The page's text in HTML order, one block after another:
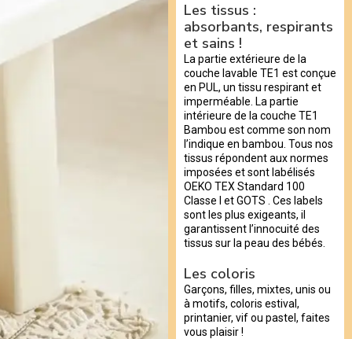
Les tissus :
absorbants, respirants
et sains !
La partie extérieure de la
couche lavable TE1 est conçue
en PUL, un tissu respirant et
imperméable. La partie
intérieure de la couche TE1
Bambou est comme son nom
l’indique en bambou. Tous nos
tissus répondent aux normes
imposées et sont labélisés
OEKO TEX Standard 100
Classe I et GOTS . Ces labels
sont les plus exigeants, il
garantissent l’innocuité des
tissus sur la peau des bébés.
Les coloris
Garçons, filles, mixtes, unis ou
à motifs, coloris estival,
printanier, vif ou pastel, faites
vous plaisir !